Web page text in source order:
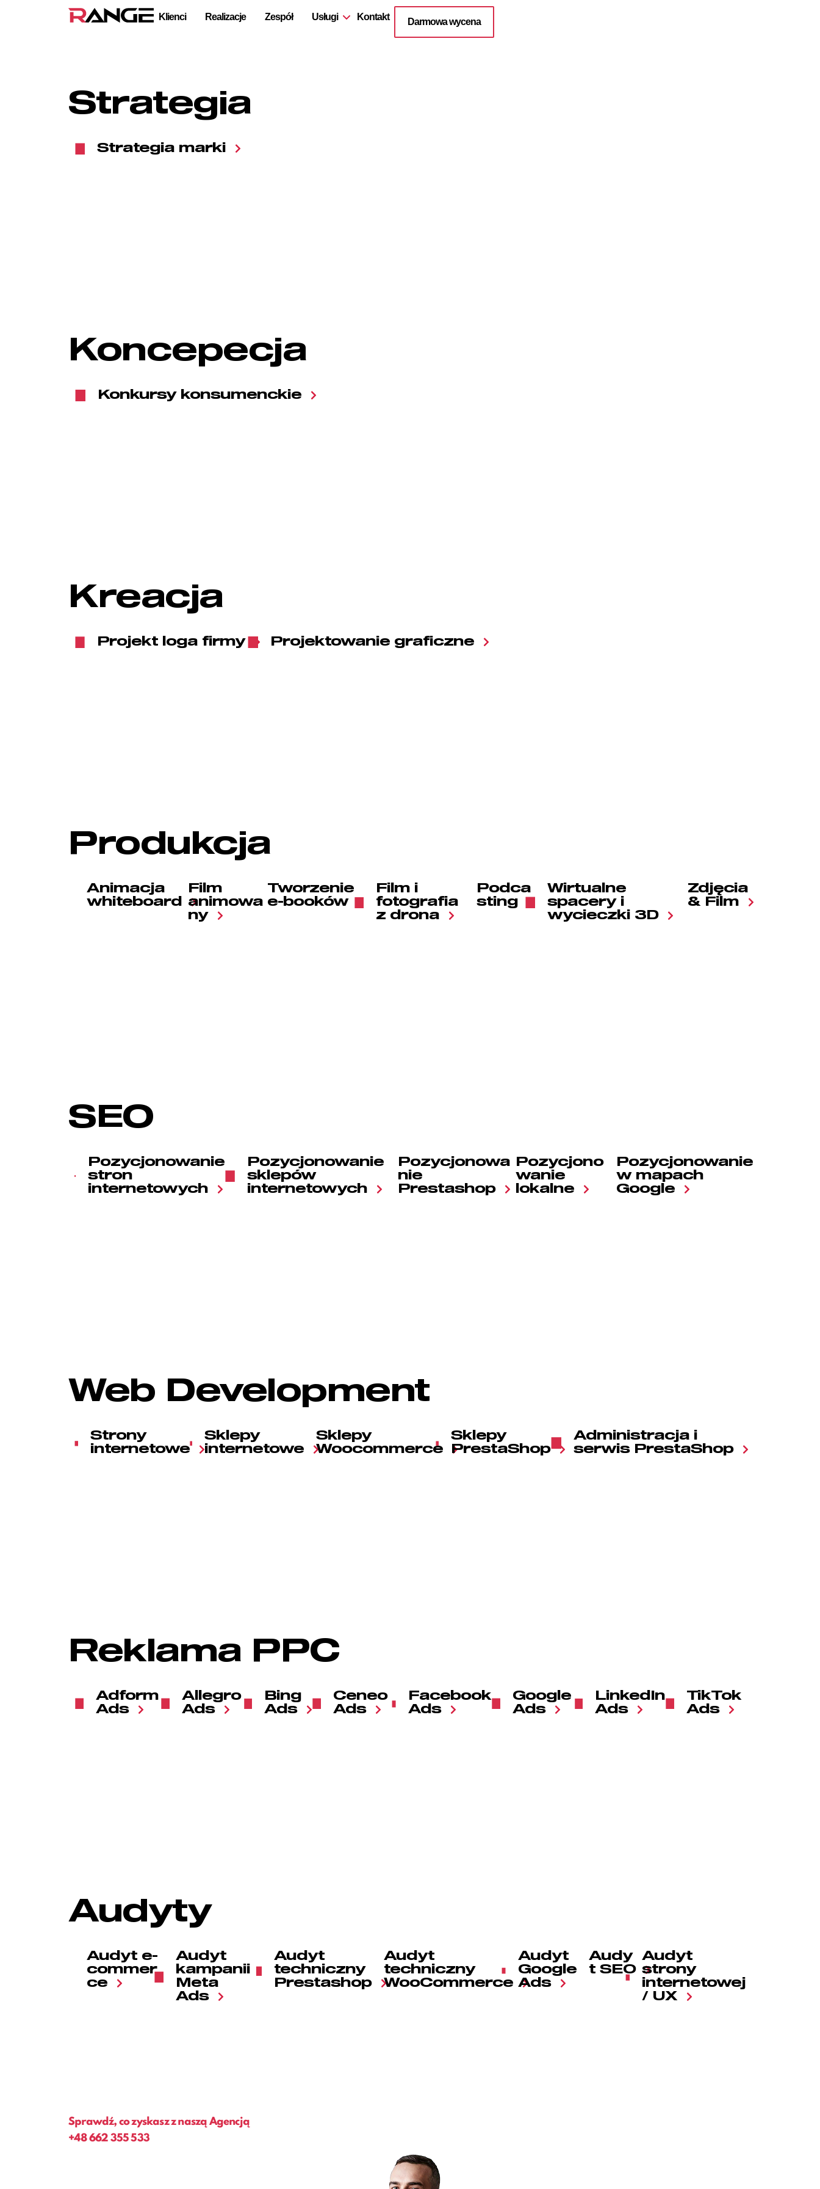
Klienci Realizacje Zespół Usługi Kontakt Darmowa wycena
Strategia
Strategia marki
Koncepecja
Konkursy konsumenckie
Kreacja
Projekt loga firmy Projektowanie graficzne
Produkcja
Animacja
whiteboard
Film
animowa
ny
Tworzenie
e-booków
Film i
fotografia
z drona
Podca
sting
Wirtualne
spacery i
wycieczki 3D
Zdjęcia
& Film
SEO
Pozycjonowanie
stron
internetowych
Pozycjonowanie
sklepów
internetowych
Pozycjonowa
nie
Prestashop
Pozycjono
wanie
lokalne
Pozycjonowanie
w mapach
Google
Web Development
Strony
internetowe
Sklepy
internetowe
Sklepy
Woocommerce
Sklepy
PrestaShop
Administracja i
serwis PrestaShop
Reklama PPC
Adform
Ads
Allegro
Ads
Bing
Ads
Ceneo
Ads
Facebook
Ads
Google
Ads
LinkedIn
Ads
TikTok
Ads
Audyty
Audyt e-
commer
ce
Audyt
kampanii
Meta
Ads
Audyt
techniczny
Prestashop
Audyt
techniczny
WooCommerce
Audyt
Google
Ads
Audy
t SEO
Audyt
strony
internetowej
/ UX
Sprawdź, co zyskasz z naszą Agencją
+48662 355 533